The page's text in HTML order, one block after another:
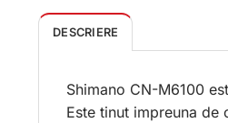
DESCRIERE
Shimano CN-M6100
Este tinut impreuna de